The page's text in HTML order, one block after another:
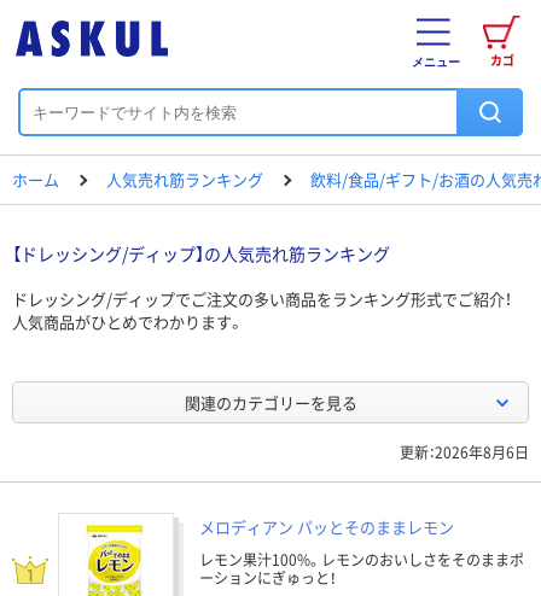
カゴ
メニュー
ホーム 人気売れ筋ランキング 飲料/食品/ギフト/お酒の人気売
【ドレッシング/ディップ】の人気売れ筋ランキング
ドレッシング/ディップでご注文の多い商品をランキング形式でご紹介！
人気商品がひとめでわかります。
関連のカテゴリーを見る
更新：2026年8月6日
メロディアン パッとそのままレモン
レモン果汁100%。レモンのおいしさをそのままポ
ーションにぎゅっと！